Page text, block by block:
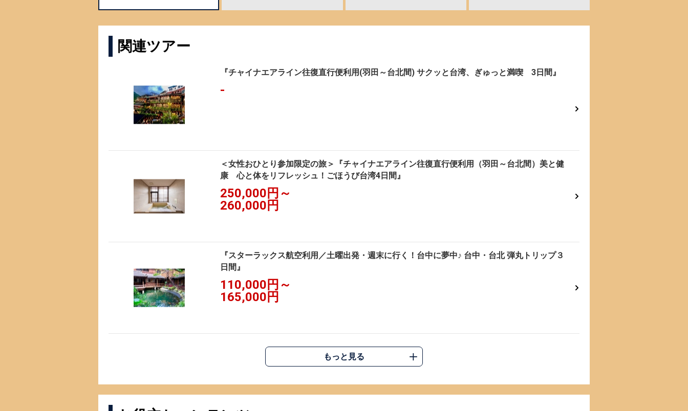
関連ツアー
『チャイナエアライン往復直行便利用(羽田～台北間) サクッと台湾、ぎゅっと満喫 3日間』
-
＜女性おひとり参加限定の旅＞『チャイナエアライン往復直行便利用（羽田～台北間）美と健
康 心と体をリフレッシュ！ごほうび台湾4日間』
250,000円～
260,000円
『スターラックス航空利用／土曜出発・週末に行く！台中に夢中♪ 台中・台北 弾丸トリップ３
日間』
110,000円～
165,000円
もっと見る